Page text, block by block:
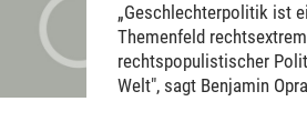
„Geschlechterpolitik ist
Themenfeld
rechtspopulistischer
Welt", sagt Benjamin